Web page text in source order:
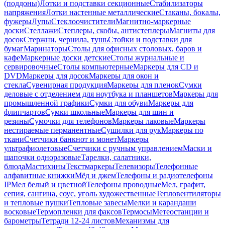
(поддоны)Лотки и подставки секционныеСтабилизаторы
напряженияЛотки настенные металлическиеСтаканы, бокалы,
фужерыЛупыСтеклоочистителиМагнитно-маркерные
доскиСтеллажиСтеплеры, скобы, антистеплерыМагниты для
досокСтержни, чернила, тушьСтойки и подставки для
бумагМаринаторыСтолы для офисных столовых, баров и
кафеМаркерные доски детскиеСтолы журнальные и
сервировочныеСтолы компьютерныеМаркеры для CD и
DVDМаркеры для досокМаркеры для окон и
стеклаСувенирная продукцияМаркеры для пленокСумки
деловые с отделением для ноутбука и планшетовМаркеры для
промышленной графикиСумки для обувиМаркеры для
флипчартовСумки школьныеМаркеры для шин и
резиныСумочки для телефоновМаркеры лаковыеМаркеры
нестираемые перманентныеСушилки для рукМаркеры по
тканиСчетчики банкнот и монетМаркеры
ультрафиолетовыеСчетчики с ручным управлениемМаски и
шапочки одноразовыеТарелки, салатники,
блюдаМастихиныТекстмаркерыТелевизорыТелефонные
алфавитные книжкиМёд и джемТелефоны и радиотелефоны
IPМел белый и цветнойТелефоны проводныеМел, графит,
сепия, сангина, соус, уголь художественныеТепловентиляторы
и тепловые пушкиТепловые завесыМелки и карандаши
восковыеТермопленки для факсовТермосыМетеостанции и
барометрыТетради 12-24 листовМеханизмы для